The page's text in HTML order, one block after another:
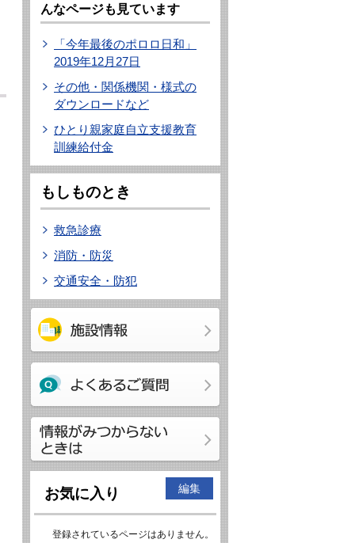
んなページも見ています
「今年最後のポロロ日和」
2019年12月27日
その他・関係機関・様式の
ダウンロードなど
ひとり親家庭自立支援教育
訓練給付金
もしものとき
救急診療
消防・防災
交通安全・防犯
お気に入り 編集
登録されているページはありません。